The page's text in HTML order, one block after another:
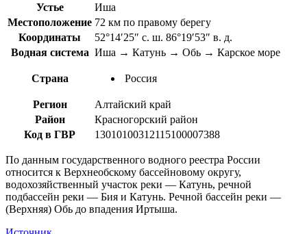
Устье
Иша
Местоположение 72 км по правому берегу
Координаты
52°14′25″ с. ш. 86°19′53″ в. д.
Водная система Иша → Катунь → Обь → Карское море
Страна Россия
Регион
Алтайский край
Район
Красногорский район
Код в ГВР
13010100312115100007388
По данным государственного водного реестра России
относится к Верхнеобскому бассейновому округу,
водохозяйственный участок реки — Катунь, речной
подбассейн реки — Бия и Катунь. Речной бассейн реки —
(Верхняя) Обь до впадения Иртыша.